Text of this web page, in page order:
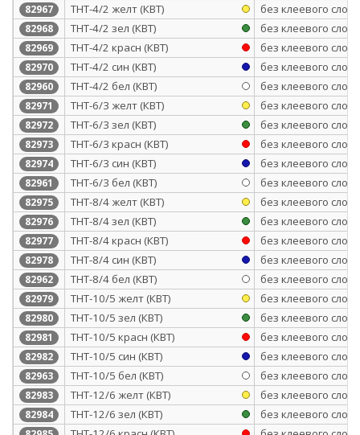
82967 ТНТ-4/2 желт (КВТ) без клеевого слоя
82968 ТНТ-4/2 зел (КВТ) без клеевого слоя
82969 ТНТ-4/2 красн (КВТ) без клеевого слоя
82970 ТНТ-4/2 син (КВТ) без клеевого слоя
82960 ТНТ-4/2 бел (КВТ) без клеевого слоя
82971 ТНТ-6/3 желт (КВТ) без клеевого слоя
82972 ТНТ-6/3 зел (КВТ) без клеевого слоя
82973 ТНТ-6/3 красн (КВТ) без клеевого слоя
82974 ТНТ-6/3 син (КВТ) без клеевого слоя
82961 ТНТ-6/3 бел (КВТ) без клеевого слоя
82975 ТНТ-8/4 желт (КВТ) без клеевого слоя
82976 ТНТ-8/4 зел (КВТ) без клеевого слоя
82977 ТНТ-8/4 красн (КВТ) без клеевого слоя
82978 ТНТ-8/4 син (КВТ) без клеевого слоя
82962 ТНТ-8/4 бел (КВТ) без клеевого слоя
82979 ТНТ-10/5 желт (КВТ) без клеевого слоя
82980 ТНТ-10/5 зел (КВТ) без клеевого слоя
82981 ТНТ-10/5 красн (КВТ) без клеевого слоя
82982 ТНТ-10/5 син (КВТ) без клеевого слоя
82963 ТНТ-10/5 бел (КВТ) без клеевого слоя
82983 ТНТ-12/6 желт (КВТ) без клеевого слоя
82984 ТНТ-12/6 зел (КВТ) без клеевого слоя